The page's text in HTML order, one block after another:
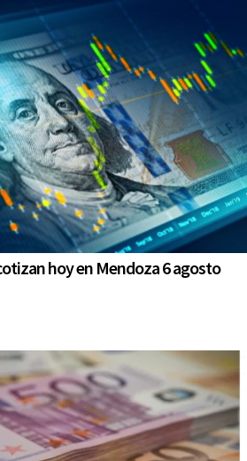
hoy en Mendoza 6 agosto